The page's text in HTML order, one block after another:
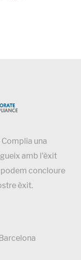
una
amb l'èxit
podem concloure
èxit.